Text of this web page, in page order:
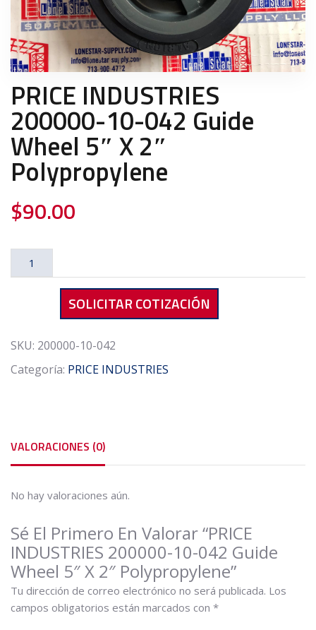
PRICE INDUSTRIES
200000-10-042 Guide
Wheel 5″ X 2″
Polypropylene
$90.00
Guide
5"
cantidad
SOLICITAR COTIZACIÓN
SKU: 200000-10-042
Categoría: PRICE INDUSTRIES
VALORACIONES (0)
No hay valoraciones aún.
Sé El Primero En Valorar “PRICE
INDUSTRIES 200000-10-042 Guide
Wheel 5″ X 2″ Polypropylene”
Tu dirección de correo electrónico no será publicada. Los
campos obligatorios están marcados con *